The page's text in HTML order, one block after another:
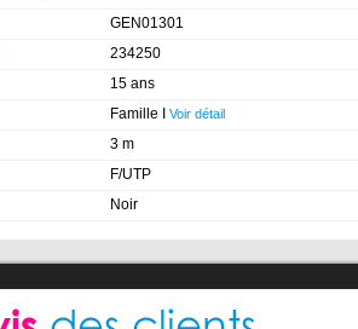
GEN01301
234250
15 ans
Famille I Voir détail
3 m
F/UTP
Noir